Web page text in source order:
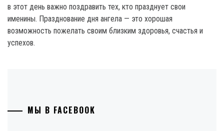
в этот день важно поздравить тех, кто празднует свои
именины. Празднование дня ангела — это хорошая
возможность пожелать своим близким здоровья, счастья и
успехов.
МЫ В FACEBOOK